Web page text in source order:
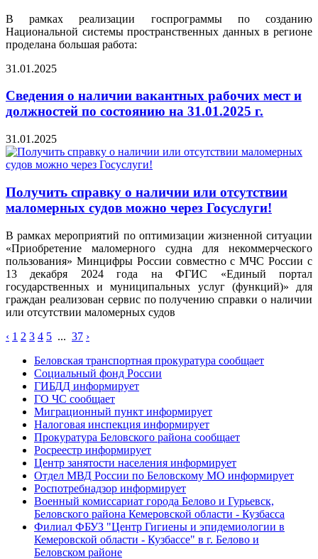
В рамках реализации госпрограммы по созданию
Национальной системы пространственных данных в регионе
проделана большая работа:
31.01.2025
Сведения о наличии вакантных рабочих мест и
должностей по состоянию на 31.01.2025 г.
31.01.2025
Получить справку о наличии или отсутствии
маломерных судов можно через Госуслуги!
В рамках мероприятий по оптимизации жизненной ситуации
«Приобретение маломерного судна для некоммерческого
пользования» Минцифры России совместно с МЧС России с
13 декабря 2024 года на ФГИС «Единый портал
государственных и муниципальных услуг (функций)» для
граждан реализован сервис по получению справки о наличии
или отсутствии маломерных судов
‹ 1 2 3 4 5 ... 37 ›
Беловская транспортная прокуратура сообщает
Социальный фонд России
ГИБДД информирует
ГО ЧС сообщает
Миграционный пункт информирует
Налоговая инспекция информирует
Прокуратура Беловского района сообщает
Росреестр информирует
Центр занятости населения информирует
Отдел МВД России по Беловскому МО информирует
Роспотребнадзор информирует
Военный комиссариат города Белово и Гурьевск,
Беловского района Кемеровской области - Кузбасса
Филиал ФБУЗ "Центр Гигиены и эпидемиологии в
Кемеровской области - Кузбассе" в г. Белово и
Беловском районе